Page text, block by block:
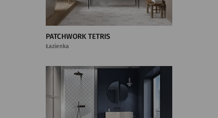
PATCHWORK TETRIS
Łazienka